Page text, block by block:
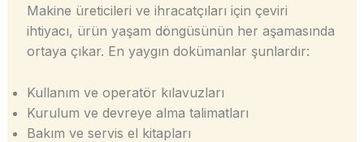
Makine üreticileri ve ihracatçıları için çeviri
ihtiyacı, ürün yaşam döngüsünün her aşamasında
ortaya çıkar. En yaygın dokümanlar şunlardır:
Kullanım ve operatör kılavuzları
Kurulum ve devreye alma talimatları
Bakım ve servis el kitapları